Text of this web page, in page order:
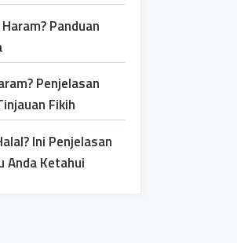
Panduan
Penjelasan
Fikih
Ini Penjelasan
Anda Ketahui